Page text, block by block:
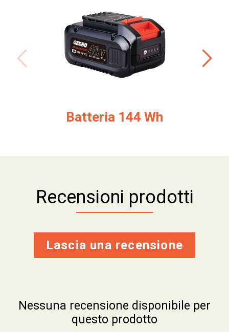
Batteria 144 Wh
Recensioni prodotti
Lascia una recensione
Nessuna recensione disponibile per
questo prodotto